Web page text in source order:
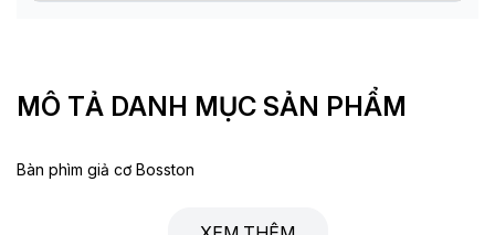
MÔ TẢ DANH MỤC SẢN PHẨM
Bàn phìm giả cơ Bosston